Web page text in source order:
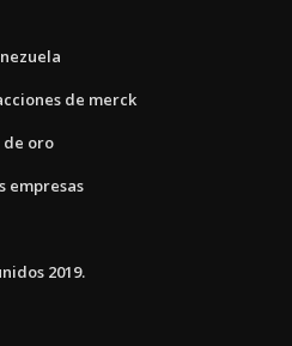
de merck
oro
empresas
2019.